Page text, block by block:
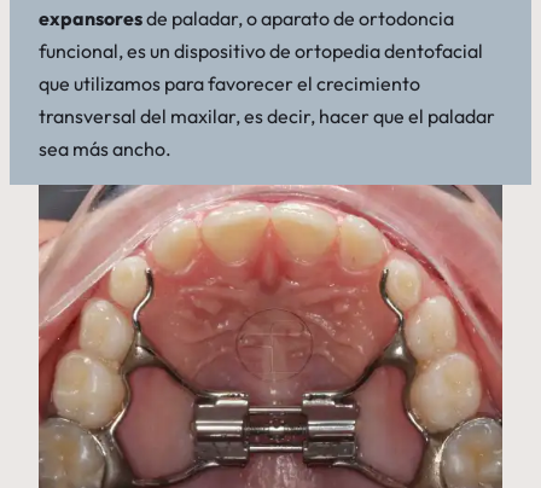
expansoresde paladar, o aparato de ortodoncia
funcional, es un dispositivo de ortopedia dentofacial
que utilizamos para favorecer el crecimiento
transversal del maxilar, es decir, hacer que el paladar
sea más ancho.